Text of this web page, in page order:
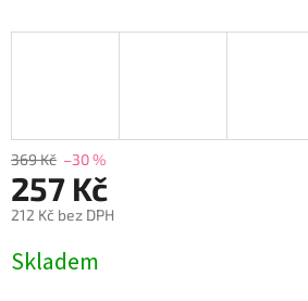
369 Kč –30 %
257 Kč
212 Kč bez DPH
cena:
Skladem